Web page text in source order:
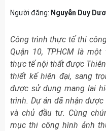
Người đăng: Nguyễn Duy
Công trình thực tế thi
Quận 10, TPHCM là
thực tế nội thất được
thiết kế hiện đại, sang
được sử dụng mang lại
trình. Dự án đã nhận
và chủ đầu tư. Cùng
mục thi công hình ảnh